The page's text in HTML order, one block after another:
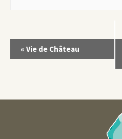
« Vie de Château